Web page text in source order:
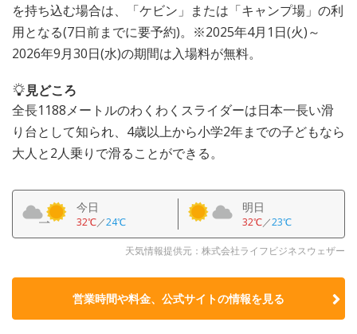
を持ち込む場合は、「ケビン」または「キャンプ場」の利
用となる(7日前までに要予約)。※2025年4月1日(火)～
2026年9月30日(水)の期間は入場料が無料。
見どころ
全長1188メートルのわくわくスライダーは日本一長い滑
り台として知られ、4歳以上から小学2年までの子どもなら
大人と2人乗りで滑ることができる。
今日
32℃／24℃
明日
32℃／23℃
天気情報提供元：株式会社ライフビジネスウェザー
営業時間や料金、公式サイトの情報を見る